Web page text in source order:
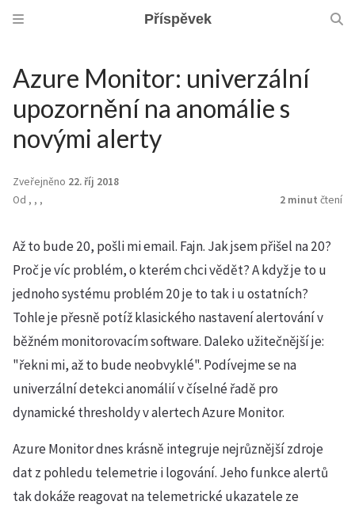
Příspěvek
Azure Monitor: univerzální
upozornění na anomálie s
novými alerty
Zveřejněno 22. říj 2018
Od , , , 2 minut čtení
Až to bude 20, pošli mi email. Fajn. Jak jsem přišel na 20?
Proč je víc problém, o kterém chci vědět? A když je to u
jednoho systému problém 20 je to tak i u ostatních?
Tohle je přesně potíž klasického nastavení alertování v
běžném monitorovacím software. Daleko užitečnější je:
"řekni mi, až to bude neobvyklé". Podívejme se na
univerzální detekci anomálií v číselné řadě pro
dynamické thresholdy v alertech Azure Monitor.
Azure Monitor dnes krásně integruje nejrůznější zdroje
dat z pohledu telemetrie i logování. Jeho funkce alertů
tak dokáže reagovat na telemetrické ukazatele ze